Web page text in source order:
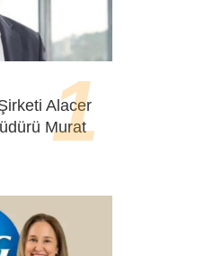
Alacer
Murat